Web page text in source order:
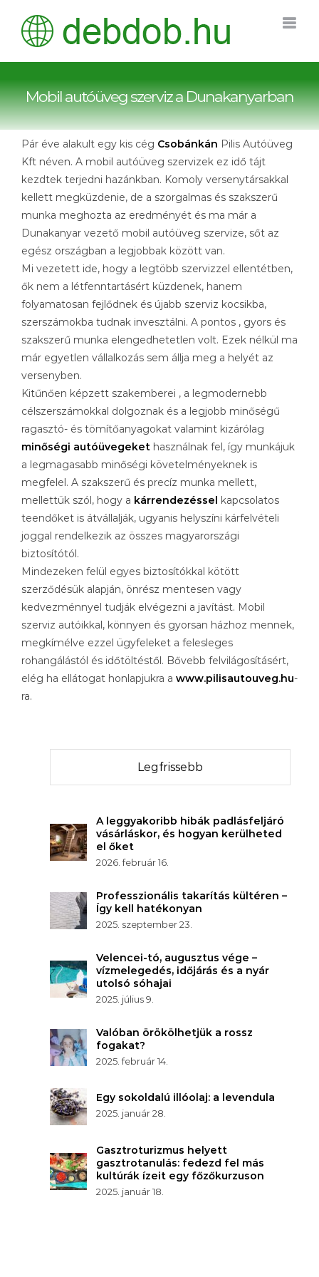
Mobil autóüveg szerviz a Dunakanyarban
Pár éve alakult egy kis cég Csobánkán Pilis Autóüveg
Kft néven. A mobil autóüveg szervizek ez idő tájt
kezdtek terjedni hazánkban. Komoly versenytársakkal
kellett megküzdenie, de a szorgalmas és szakszerű
munka meghozta az eredményét és ma már a
Dunakanyar vezető mobil autóüveg szervize, sőt az
egész országban a legjobbak között van.
Mi vezetett ide, hogy a legtöbb szervizzel ellentétben,
ők nem a létfenntartásért küzdenek, hanem
folyamatosan fejlődnek és újabb szerviz kocsikba,
szerszámokba tudnak invesztálni. A pontos , gyors és
szakszerű munka elengedhetetlen volt. Ezek nélkül ma
már egyetlen vállalkozás sem állja meg a helyét az
versenyben.
Kitűnően képzett szakemberei , a legmodernebb
célszerszámokkal dolgoznak és a legjobb minőségű
ragasztó- és tömítőanyagokat valamint kizárólag
minőségi autóüvegeket használnak fel, így munkájuk
a legmagasabb minőségi követelményeknek is
megfelel. A szakszerű és precíz munka mellett,
mellettük szól, hogy a kárrendezéssel kapcsolatos
teendőket is átvállalják, ugyanis helyszíni kárfelvételi
joggal rendelkezik az összes magyarországi
biztosítótól.
Mindezeken felül egyes biztosítókkal kötött
szerződésük alapján, önrész mentesen vagy
kedvezménnyel tudják elvégezni a javítást. Mobil
szerviz autóikkal, könnyen és gyorsan házhoz mennek,
megkímélve ezzel ügyfeleket a felesleges
rohangálástól és időtöltéstől. Bővebb felvilágosításért,
elég ha ellátogat honlapjukra a www.pilisautouveg.hu-
ra.
Legfrissebb
A leggyakoribb hibák padlásfeljáró
vásárláskor, és hogyan kerülheted
el őket
2026. február 16.
Professzionális takarítás kültéren –
Így kell hatékonyan
2025. szeptember 23.
Velencei-tó, augusztus vége –
vízmelegedés, időjárás és a nyár
utolsó sóhajai
2025. július 9.
Valóban örökölhetjük a rossz
fogakat?
2025. február 14.
Egy sokoldalú illóolaj: a levendula
2025. január 28.
Gasztroturizmus helyett
gasztrotanulás: fedezd fel más
kultúrák ízeit egy főzőkurzuson
2025. január 18.